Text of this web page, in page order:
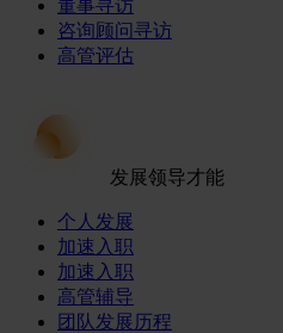
董事寻访
咨询顾问寻访
高管评估
发展领导才能
个人发展
加速入职
加速入职
高管辅导
团队发展历程